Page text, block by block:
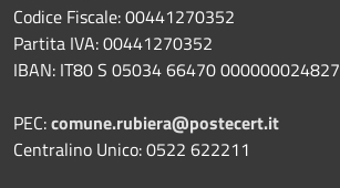
Codice Fiscale: 00441270352
Partita IVA: 00441270352
IBAN: IT80 S 05034 66470 000000024827
PEC:comune.rubiera@postecert.it
Centralino Unico: 0522 622211